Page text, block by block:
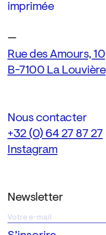
imprimée
—
Rue des Amours, 10
B-7100 La Louvière
Nous contacter
+32 (0) 64 27 87 27
Instagram
Newsletter